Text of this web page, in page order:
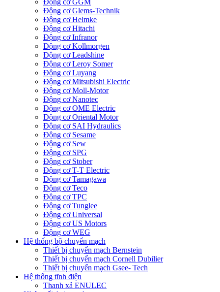
Động cơ GGM
Động cơ Glems-Technik
Động cơ Helmke
Động cơ Hitachi
Động cơ Infranor
Động cơ Kollmorgen
Động cơ Leadshine
Động cơ Leroy Somer
Động cơ Luyang
Động cơ Mitsubishi Electric
Động cơ Moll-Motor
Động cơ Nanotec
Động cơ OME Electric
Động cơ Oriental Motor
Động cơ SAI Hydraulics
Động cơ Sesame
Động cơ Sew
Động cơ SPG
Động cơ Stober
Động cơ T-T Electric
Động cơ Tamagawa
Động cơ Teco
Động cơ TPC
Động cơ Tunglee
Động cơ Universal
Động cơ US Motors
Động cơ WEG
Hệ thống bộ chuyển mạch
Thiết bị chuyển mạch Bernstein
Thiết bị chuyển mạch Cornell Dubilier
Thiết bị chuyển mạch Gsee- Tech
Hệ thống tĩnh điện
Thanh xả ENULEC